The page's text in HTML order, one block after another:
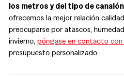
los metros y del tipo de
ofrecemos la mejor relación
preocuparse por atascos,
invierno, póngase en contacto
presupuesto personalizado.